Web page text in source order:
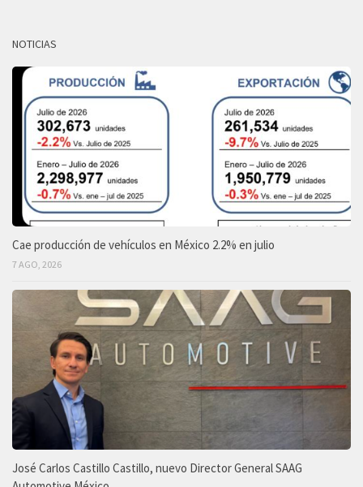
NOTICIAS
Cae producción de vehículos en México 2.2% en julio
7 AGO, 2026
José Carlos Castillo Castillo, nuevo Director General SAAG